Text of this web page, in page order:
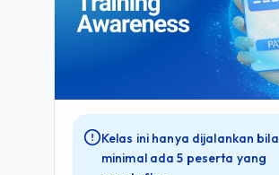
Kelas ini hanya dijalankan bila
minimal ada 5 peserta yang